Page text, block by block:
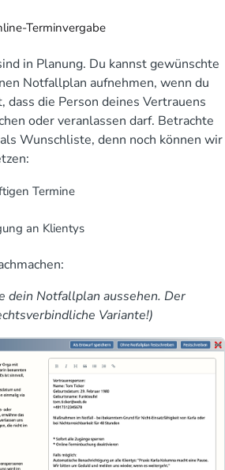
Terminvergabe
in Planung. Du kannst gewünschte
Notfallplan aufnehmen, wenn du
dass die Person deines Vertrauens
oder veranlassen darf. Betrachte
Wunschliste, denn noch können wir
Termine
an Klientys
dein Notfallplan aussehen. Der
Variante!)